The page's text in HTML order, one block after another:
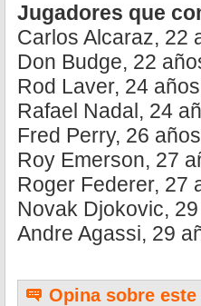
Jugadores que
Carlos Alcaraz, 22
Don Budge, 22
Rod Laver, 24
Rafael Nadal, 24
Fred Perry, 26
Roy Emerson, 27
Roger Federer, 27
Novak Djokovic,
Andre Agassi, 29
Opina sobre